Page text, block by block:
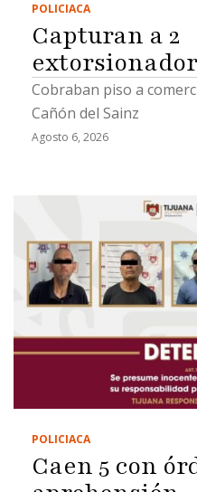
POLICIACA
Capturan a 2
Cobraban piso a
Cañón del Sainz
Agosto 6, 2026
POLICIACA
Caen 5 con